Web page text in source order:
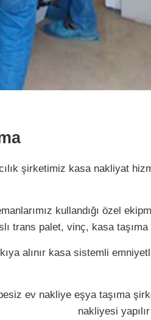
şirketimiz kasa nakliyat
kullandığı özel
trans palet, vinç, kasa taşıma
alınır kasa sistemli
ev nakliye eşya taşıma
nakliyesi